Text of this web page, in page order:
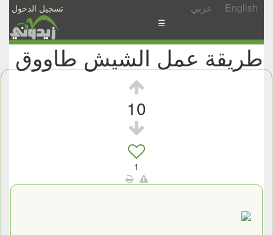
تسجيل الدخول عربي English
الأخبار
الأسئلة
☰
طريقة عمل الشيش طاووق
10
1